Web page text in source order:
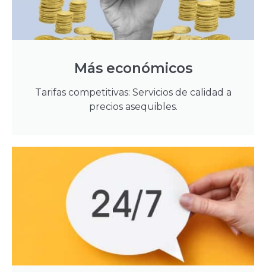
Más económicos
Tarifas competitivas: Servicios de calidad a
precios asequibles.